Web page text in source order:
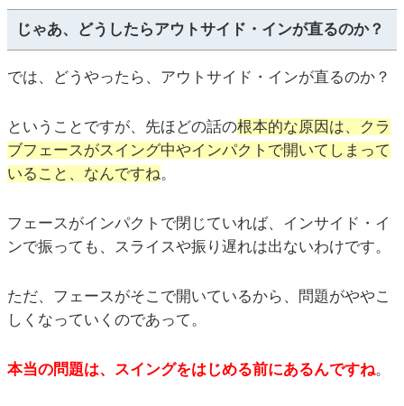
じゃあ、どうしたらアウトサイド・インが直るのか？
では、どうやったら、アウトサイド・インが直るのか？
ということですが、先ほどの話の根本的な原因は、クラ
ブフェースがスイング中やインパクトで開いてしまって
いること、なんですね。
フェースがインパクトで閉じていれば、インサイド・イ
ンで振っても、スライスや振り遅れは出ないわけです。
ただ、フェースがそこで開いているから、問題がややこ
しくなっていくのであって。
本当の問題は、スイングをはじめる前にあるんですね。